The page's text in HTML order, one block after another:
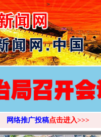
>
网络推广投稿点击进入>>>